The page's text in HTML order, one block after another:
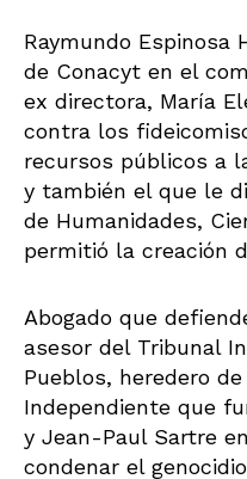
Raymundo Espinosa
de Conacyt en el
ex directora, María
contra los
recursos públicos a
y también el que le
de Humanidades,
permitió la creación
Abogado que
asesor del Tribunal
Pueblos, heredero
Independiente que
y Jean-Paul Sartre
condenar el